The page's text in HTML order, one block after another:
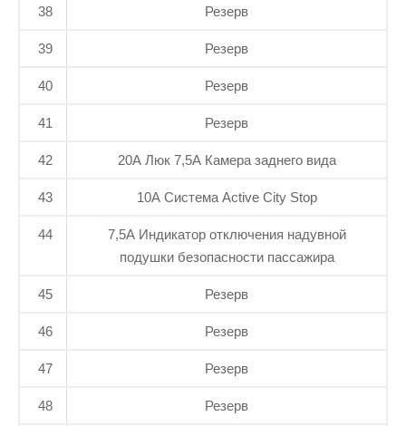
38 Резерв
39 Резерв
40 Резерв
41 Резерв
42 20A Люк 7,5А Камера заднего вида
43 10А Система Active City Stop
44
7,5А Индикатор отключения надувной
подушки безопасности пассажира
45 Резерв
46 Резерв
47 Резерв
48 Резерв